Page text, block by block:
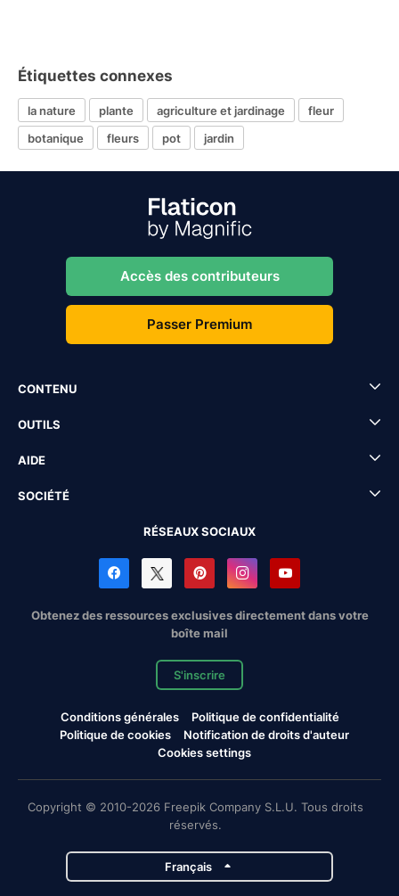
Étiquettes connexes
la nature plante agriculture et jardinage
fleur
botanique
fleurs pot jardin
Accès des contributeurs
Passer Premium
CONTENU
OUTILS
AIDE
SOCIÉTÉ
RÉSEAUX SOCIAUX
Obtenez des ressources exclusives directement dans votre
boîte mail
S'inscrire
Conditions générales
Politique de confidentialité
Politique de cookies
Notification de droits d'auteur
Cookies settings
Copyright © 2010-2026 Freepik Company S.L.U. Tous droits
réservés.
Français